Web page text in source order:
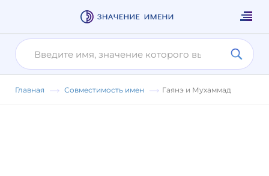
Главная Совместимость имен Гаянэ и Мухаммад